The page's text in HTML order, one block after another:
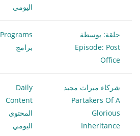
اليومي
حلقة: بوسطة
Episode: Post
Office
Programs
برامج
شركاء ميراث مجيد
Partakers Of A
Glorious
Inheritance
Daily
Content
المحتوى
اليومي